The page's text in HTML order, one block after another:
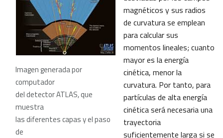
Imagen generada por
computador
del detector ATLAS, que
muestra
las diferentes capas y el paso
de
magnéticos y sus radios
de curvatura se emplean
para calcular sus
momentos lineales; cuanto
mayor es la energía
cinética, menor la
curvatura. Por tanto, para
partículas de alta energía
cinética será necesaria una
trayectoria
suficientemente larga si se